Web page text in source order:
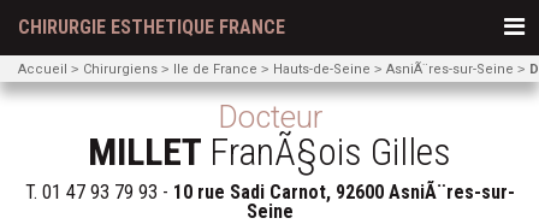
CHIRURGIE ESTHETIQUE FRANCE
Accueil Chirurgiens Ile de France Hauts-de-Seine AsniÃ¨res-sur-Seine
Docteur
MILLET FranÃ§ois Gilles
T. 01 47 93 79 93 - 10 rue Sadi Carnot, 92600 AsniÃ¨res-sur-
Seine